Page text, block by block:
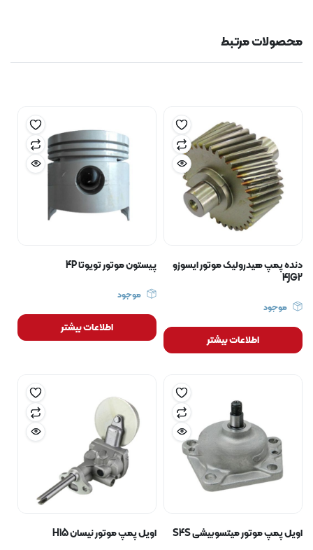
محصولات مرتبط
دنده پمپ هیدرولیک موتور ایسوزو
4JG2
موجود
اطلاعات بیشتر
پیستون موتور تویوتا 4P
موجود
اطلاعات بیشتر
اویل پمپ موتور میتسوبیشی S4S اویل پمپ موتور نیسان H15